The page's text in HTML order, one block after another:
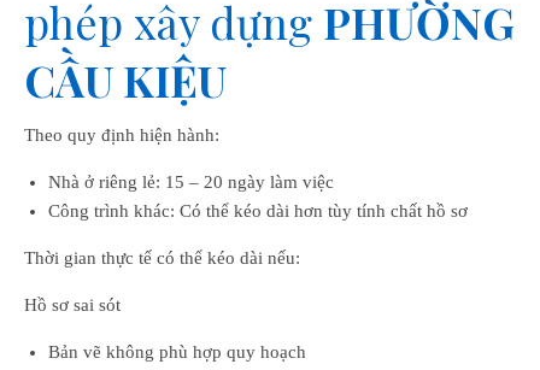
phép xây dựng PHƯỜNG
CẦU KIỆU
Theo quy định hiện hành:
Nhà ở riêng lẻ: 15 – 20 ngày làm việc
Công trình khác: Có thể kéo dài hơn tùy tính chất hồ sơ
Thời gian thực tế có thể kéo dài nếu:
Hồ sơ sai sót
Bản vẽ không phù hợp quy hoạch